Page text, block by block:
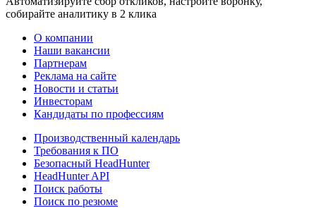
собирайте аналитику в 2 клика
О компании
Наши вакансии
Партнерам
Реклама на сайте
Новости и статьи
Инвесторам
Кандидаты по профессиям
Производственный календарь
Требования к ПО
Безопасный HeadHunter
HeadHunter API
Поиск работы
Поиск по резюме